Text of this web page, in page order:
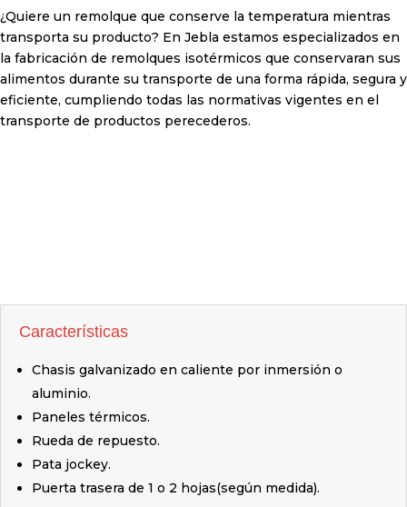
¿Quiere un remolque que conserve la temperatura mientras
transporta su producto? En Jebla estamos especializados en
la fabricación de remolques isotérmicos que conservaran sus
alimentos durante su transporte de una forma rápida, segura y
eficiente, cumpliendo todas las normativas vigentes en el
transporte de productos perecederos.
Características
Chasis galvanizado en caliente por inmersión o
aluminio.
Paneles térmicos.
Rueda de repuesto.
Pata jockey.
Puerta trasera de 1 o 2 hojas(según medida).